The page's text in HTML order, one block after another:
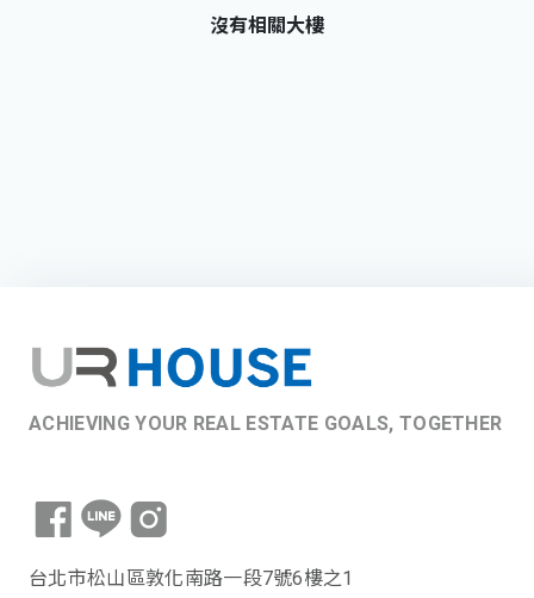
沒有相關大樓
ACHIEVING YOUR REAL ESTATE GOALS, TOGETHER
台北市松山區敦化南路一段7號6樓之1